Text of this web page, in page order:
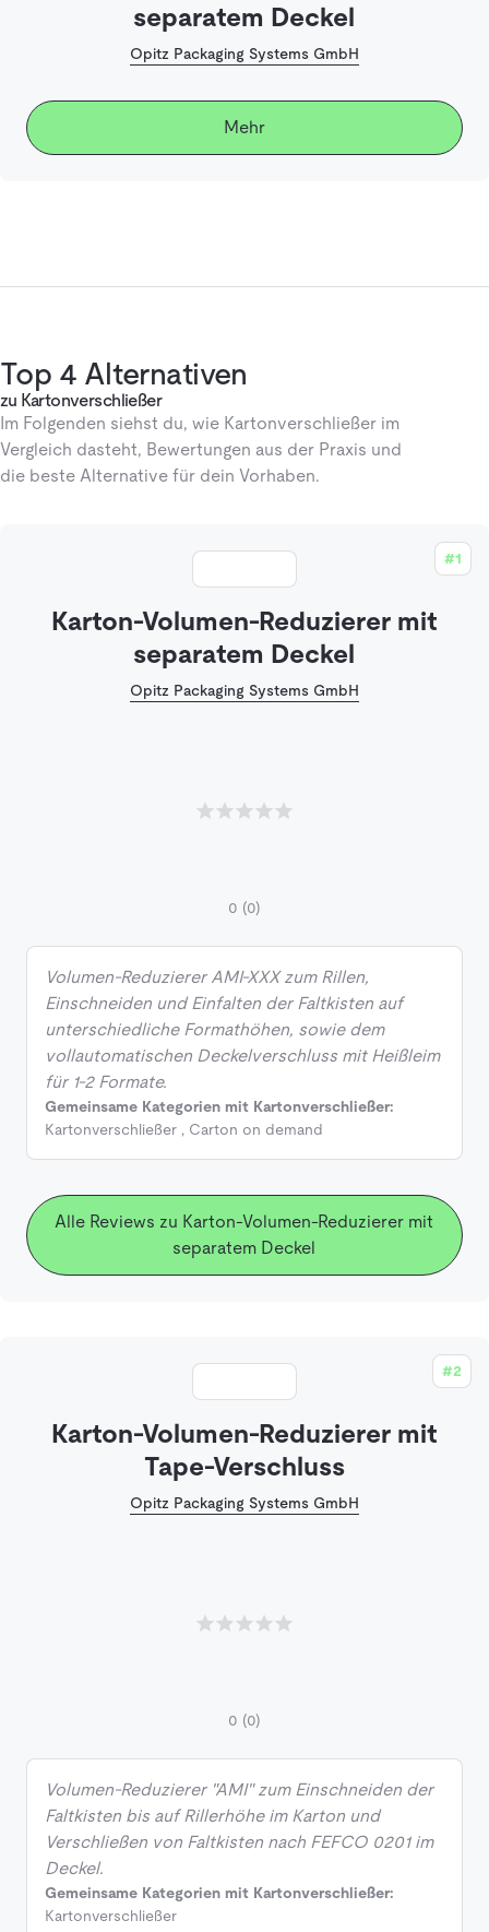
separatem Deckel
Opitz Packaging Systems GmbH
Mehr
Top 4 Alternativen
zu Kartonverschließer
Im Folgenden siehst du, wie Kartonverschließer im
Vergleich dasteht, Bewertungen aus der Praxis und
die beste Alternative für dein Vorhaben.
#1
Karton-Volumen-Reduzierer mit
separatem Deckel
Opitz Packaging Systems GmbH
0 (0)
Volumen-Reduzierer AMI-XXX zum Rillen,
Einschneiden und Einfalten der Faltkisten auf
unterschiedliche Formathöhen, sowie dem
vollautomatischen Deckelverschluss mit Heißleim
für 1-2 Formate.
Gemeinsame Kategorien mit Kartonverschließer:
Kartonverschließer , Carton on demand
Alle Reviews zu Karton-Volumen-Reduzierer mit
separatem Deckel
#2
Karton-Volumen-Reduzierer mit
Tape-Verschluss
Opitz Packaging Systems GmbH
0 (0)
Volumen-Reduzierer "AMI" zum Einschneiden der
Faltkisten bis auf Rillerhöhe im Karton und
Verschließen von Faltkisten nach FEFCO 0201 im
Deckel.
Gemeinsame Kategorien mit Kartonverschließer:
Kartonverschließer